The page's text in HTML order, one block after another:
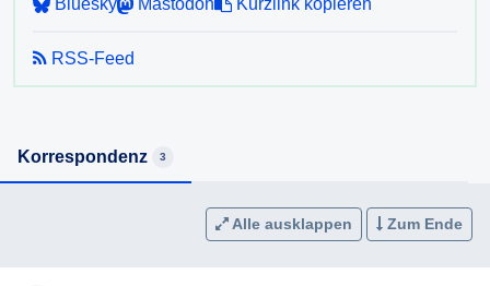
Landtagswahlordnung trafen bei der Gemeinde ein? Wie
vielen dieser Anträge wurde stattgegeben?
AuskunftsG die Auskunft möglichst rasch, spätestens aber
Auskunftsersuchens erteilt werden muss. Kann die Auskunft
Bluesky
Mastodon Kurzlink kopieren
RSS-Feed
Korrespondenz 3
Alle ausklappen Zum Ende